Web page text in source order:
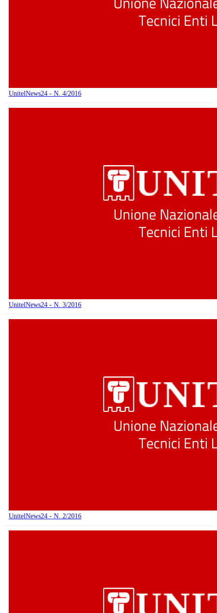
UnitelNews24 - N. 4/2016
UnitelNews24 - N. 3/2016
UnitelNews24 - N. 2/2016